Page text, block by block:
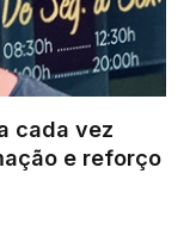
cada vez
e reforço